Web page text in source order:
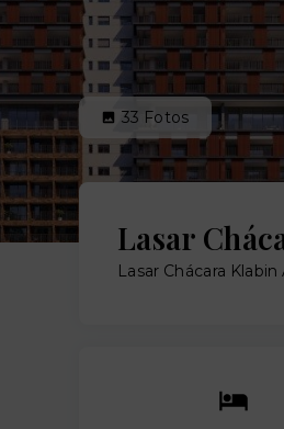
33 Fotos
Lasar
Lasar Chácara